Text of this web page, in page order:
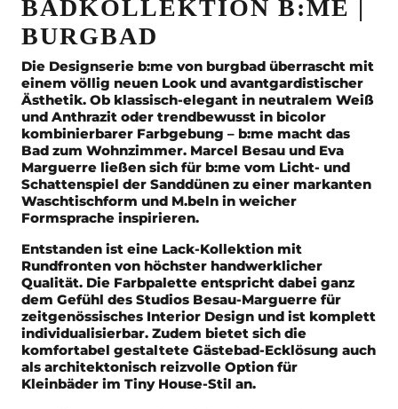
BADKOLLEKTION B:ME |
BURGBAD
Die Designserie b:me von burgbad überrascht mit
einem völlig neuen Look und avantgardistischer
Ästhetik. Ob klassisch-elegant in neutralem Weiß
und Anthrazit oder trendbewusst in bicolor
kombinierbarer Farbgebung – b:me macht das
Bad zum Wohnzimmer. Marcel Besau und Eva
Marguerre ließen sich für b:me vom Licht- und
Schattenspiel der Sanddünen zu einer markanten
Waschtischform und M.beln in weicher
Formsprache inspirieren.
Entstanden ist eine Lack-Kollektion mit
Rundfronten von höchster handwerklicher
Qualität. Die Farbpalette entspricht dabei ganz
dem Gefühl des Studios Besau-Marguerre für
zeitgenössisches Interior Design und ist komplett
individualisierbar. Zudem bietet sich die
komfortabel gestaltete Gästebad-Ecklösung auch
als architektonisch reizvolle Option für
Kleinbäder im Tiny House-Stil an.